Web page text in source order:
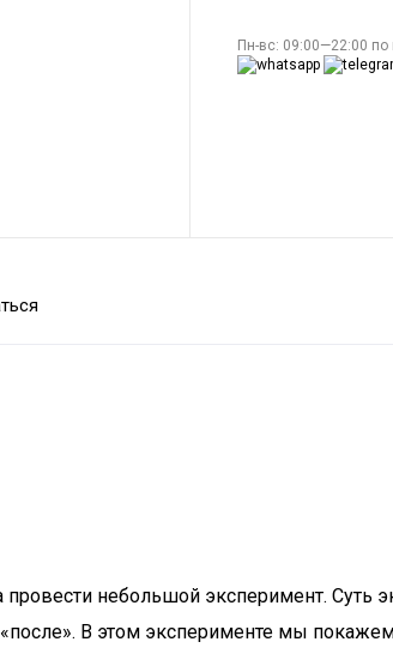
Пн-вс: 09:00—22:00 по
небольшой эксперимент. Суть
В этом эксперименте мы